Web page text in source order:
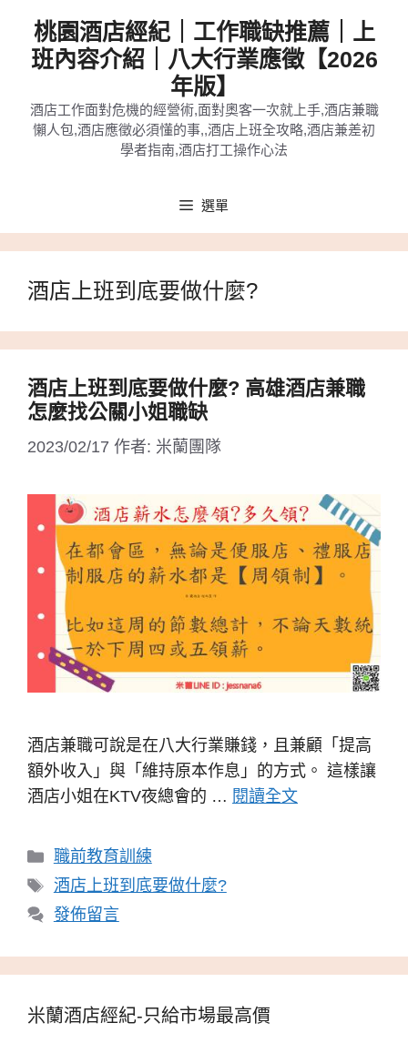
桃園酒店經紀｜工作職缺推薦｜上
班內容介紹｜八大行業應徵【2026
年版】
酒店工作面對危機的經營術,面對奧客一次就上手,酒店兼職
懶人包,酒店應徵必須懂的事,,酒店上班全攻略,酒店兼差初
學者指南,酒店打工操作心法
選單
酒店上班到底要做什麼?
酒店上班到底要做什麼? 高雄酒店兼職
怎麼找公關小姐職缺
2023/02/17 作者: 米蘭團隊
酒店兼職可說是在八大行業賺錢，且兼顧「提高
額外收入」與「維持原本作息」的方式。 這樣讓
酒店小姐在KTV夜總會的 … 閱讀全文
分
類
職前教育訓練
標
籤
酒店上班到底要做什麼?
發佈留言
米蘭酒店經紀-只給市場最高價